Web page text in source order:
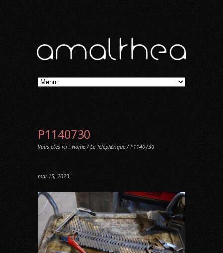
P1140730
Vous êtes ici : Home/Le Téléphérique/ P1140730
mai 15, 2023